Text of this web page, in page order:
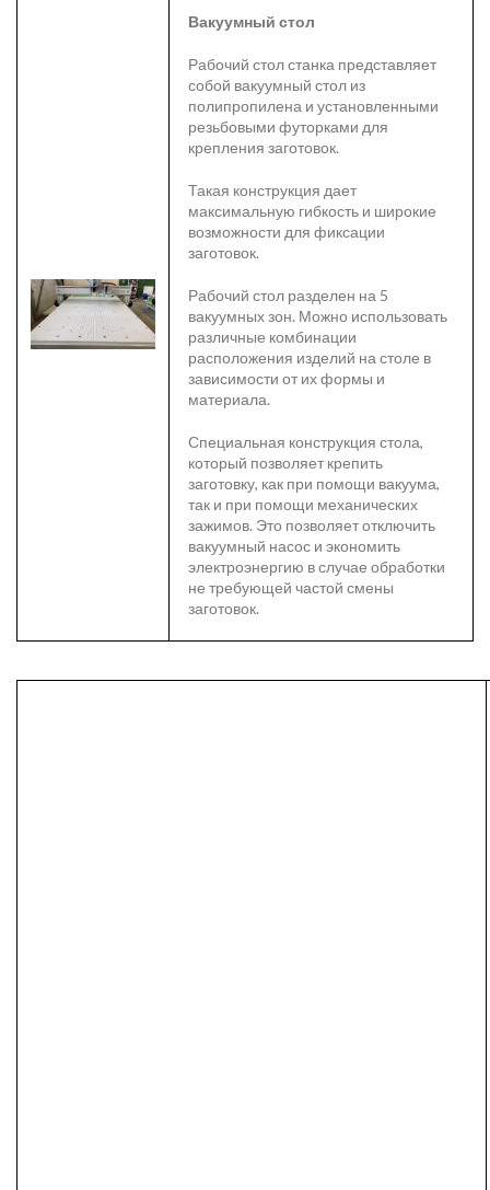
Вакуумный стол
Рабочий стол станка представляет
собой вакуумный стол из
полипропилена и установленными
резьбовыми футорками для
крепления заготовок.
Такая конструкция дает
максимальную гибкость и широкие
возможности для фиксации
заготовок.
Рабочий стол разделен на 5
вакуумных зон. Можно использовать
различные комбинации
расположения изделий на столе в
зависимости от их формы и
материала.
Специальная конструкция стола,
который позволяет крепить
заготовку, как при помощи вакуума,
так и при помощи механических
зажимов. Это позволяет отключить
вакуумный насос и экономить
электроэнергию в случае обработки
не требующей частой смены
заготовок.